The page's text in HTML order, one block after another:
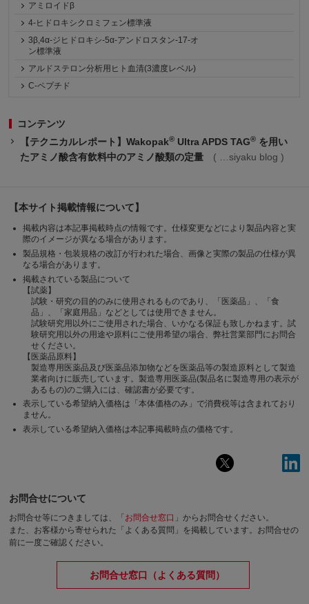
アミロイドβ
4-ヒドロキシクロミフェン標準液
3β,4α-ジヒドロキシ-5α-アンドロスタン-17-オ
ン標準液
アルドステロン分析用ヒト血清(3濃度レベル)
C-ペプチド
コンテンツ
【テクニカルレポート】Wakopak® Ultra APDS TAG® を用い
たアミノ酸含有飲料中のアミノ酸類の定量
siyaku blog
【本サイト掲載情報について】
掲載内容は本記事掲載時点の情報です。仕様変更などにより製品内容と実
際のイメージが異なる場合があります。
製品規格・包装規格の改訂が行われた場合、画像と実際の製品の仕様が異
なる場合があります。
掲載されている製品について
【試薬】
試験・研究の目的のみに使用されるものであり、「医薬品」、「食
品」、「家庭用品」などとしては使用できません。
試験研究用以外にご使用された場合、いかなる保証も致しかねます。試
験研究用以外の用途や原料にご使用希望の場合、弊社営業部門にお問合
せください。
【医薬品原料】
製造専用医薬品及び医薬品添加物などを医薬品等の製造原料として製造
業者向けに販売しています。製造専用医薬品(製品名に製造専用の表示が
あるもの)のご購入には、確認書が必要です。
表示している希望納入価格は「本体価格のみ」で消費税等は含まれており
ません。
表示している希望納入価格は本記事掲載時点の価格です。
お問合せについて
お問合せ等につきましては、「 お問合せ窓口 」からお問合せください。
また、お客様から寄せられた「よくある質問」を掲載しています。お問合せの
前に一度ご確認ください。
お問合せ窓口（よくある質問）